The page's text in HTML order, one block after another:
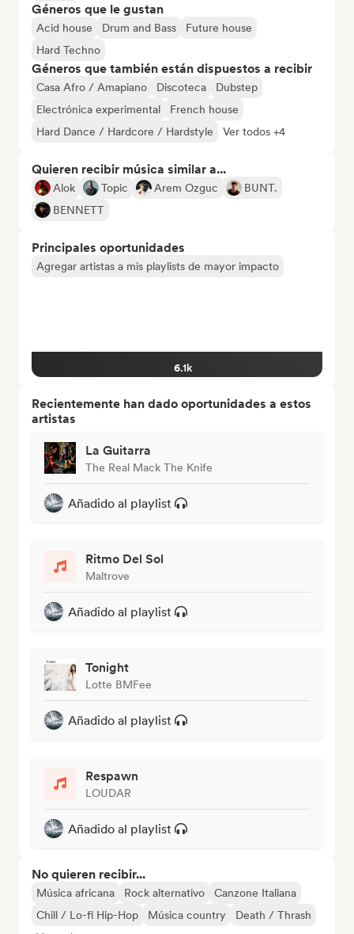
Géneros que le gustan
Acid house Drum and Bass
Future house
Hard Techno
Géneros que también están dispuestos a recibir
Casa Afro / Amapiano Discoteca
Dubstep
Electrónica experimental
French house
Hard Dance / Hardcore / Hardstyle
Ver todos +4
Quieren recibir música similar a...
Alok Topic Arem Ozguc
BUNT.
BENNETT
Principales oportunidades
Agregar artistas a mis playlists de mayor impacto
6.1k
Recientemente han dado oportunidades a estos
artistas
La Guitarra
The Real Mack The Knife
Añadido al playlist
Ritmo Del Sol
Maltrove
Añadido al playlist
Tonight
Lotte BMFee
Añadido al playlist
Respawn
LOUDAR
Añadido al playlist
No quieren recibir...
Música africana Rock alternativo
Canzone Italiana
Chill / Lo-fi Hip-Hop
Música country
Death / Thrash